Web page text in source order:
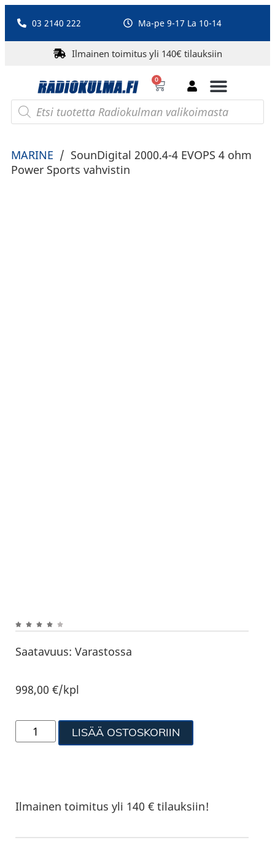
03 2140 222 Ma-pe 9-17 La 10-14
Ilmainen toimitus yli 140€ tilauksiin
0
MARINE / SounDigital 2000.4-4 EVOPS 4 ohm
Power Sports vahvistin
Saatavuus: Varastossa
998,00€/kpl
LISÄÄ OSTOSKORIIN
Ilmainen toimitus yli 140 € tilauksiin!